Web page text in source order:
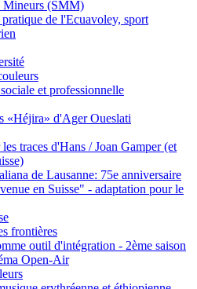
Mineurs (SMM)
de l'Ecuavoley, sport
et professionnelle
«Héjira» d'Ager Oueslati
traces d'Hans / Joan Gamper (et
de Lausanne: 75e anniversaire
en Suisse" - adaptation pour le
frontières
outil d'intégration - 2ème saison
Open-Air